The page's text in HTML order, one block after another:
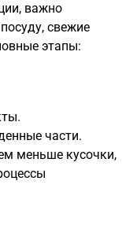
важно
свежие
этапы:
части.
меньше кусочки,